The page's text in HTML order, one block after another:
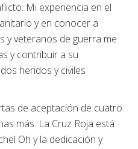
Mi experiencia en el
y en conocer a
y veteranos de guerra me
y contribuir a su
heridos y civiles
de aceptación de cuatro
más. La Cruz Roja está
Oh y la dedicación y